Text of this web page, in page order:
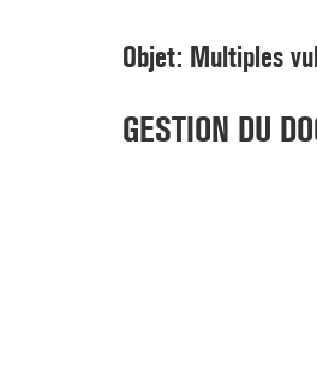
Objet: Multiples
GESTION DU